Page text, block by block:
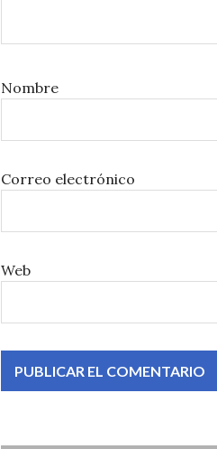
Nombre
Correo electrónico
Web